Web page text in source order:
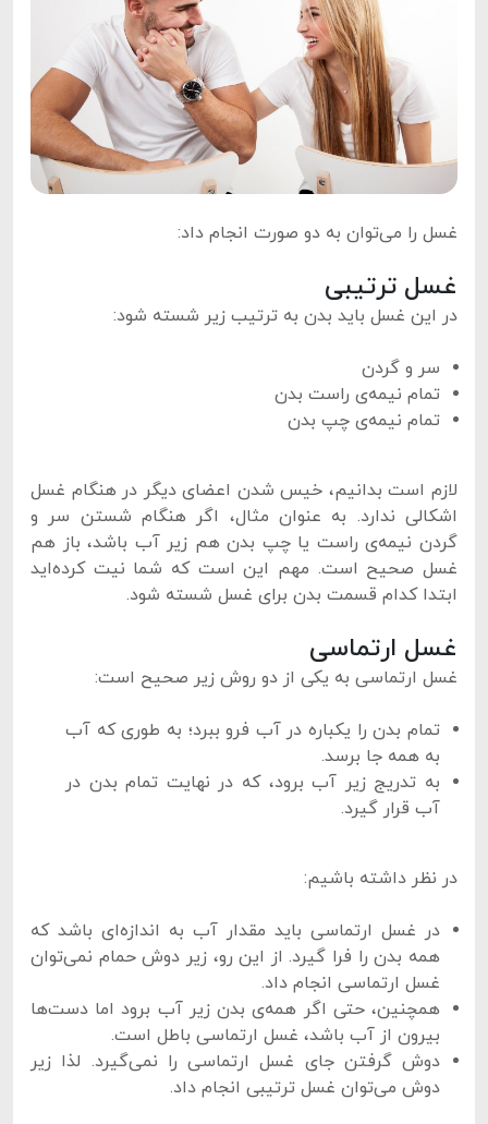
غسل را می‌توان به دو صورت انجام داد:
غسل ترتیبی
در این غسل باید بدن به ترتیب زیر شسته شود:
سر و گردن
تمام نیمه‌ی راست بدن
تمام نیمه‌ی چپ بدن
لازم است بدانیم، خیس شدن اعضای دیگر در هنگام غسل
اشکالی ندارد. به عنوان مثال، اگر هنگام شستن سر و
گردن نیمه‌ی راست یا چپ بدن هم زیر آب باشد، باز هم
غسل صحیح است. مهم این است که شما نیت کرده‌اید
ابتدا کدام قسمت بدن برای غسل شسته شود.
غسل ارتماسی
غسل ارتماسی به یکی از دو روش زیر صحیح است:
تمام بدن را یکباره در آب فرو ببرد؛ به طوری که آب
به همه جا برسد.
به تدریج زیر آب برود، که در نهایت تمام بدن در
آب قرار گیرد.
در نظر داشته باشیم:
در غسل ارتماسی باید مقدار آب به اندازه‌ای باشد که
همه بدن را فرا گیرد. از این رو، زیر دوش حمام نمی‌توان
غسل ارتماسی انجام داد.
همچنین، حتی اگر همه‌ی بدن زیر آب برود اما دست‌ها
بیرون از آب باشد، غسل ارتماسی باطل است.
دوش گرفتن جای غسل ارتماسی را نمی‌گیرد. لذا زیر
دوش می‌توان غسل ترتیبی انجام داد.